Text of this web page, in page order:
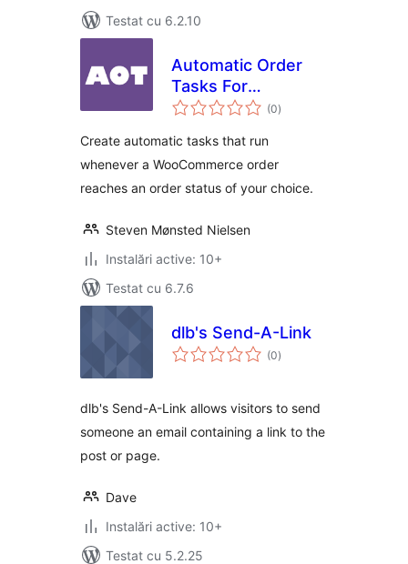
Testat cu 6.2.10
Automatic Order
Tasks For
WooCommerce
(0total
aprecieri
)
Create automatic tasks that run
whenever a WooCommerce order
reaches an order status of your choice.
Steven Mønsted Nielsen
Instalări active: 10+
Testat cu 6.7.6
dlb's Send-A-Link
(0total
aprecieri
)
dlb's Send-A-Link allows visitors to send
someone an email containing a link to the
post or page.
Dave
Instalări active: 10+
Testat cu 5.2.25